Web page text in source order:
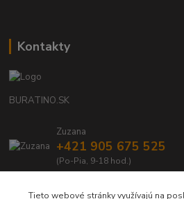
Kontakty
BURATINO.SK
Zuzana
+421 905 675 525
(Po-Pia, 9-18 hod.)
Tieto webové stránky využívajú na